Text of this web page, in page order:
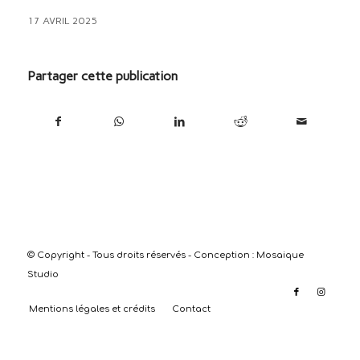
17 AVRIL 2025
Partager cette publication
© Copyright - Tous droits réservés - Conception : Mosaique
Studio
Mentions légales et crédits Contact